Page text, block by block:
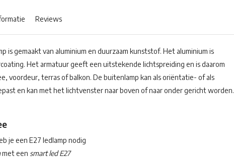
Reviews
is gemaakt van aluminium en duurzaam kunststof. Het aluminium is
Het armatuur geeft een uitstekende lichtspreiding en is daarom
voordeur, terras of balkon. De buitenlamp kan als oriëntatie- of als
en kan met het lichtvenster naar boven of naar onder gericht worden.
je een E27 ledlamp nodig
met een smart led E27